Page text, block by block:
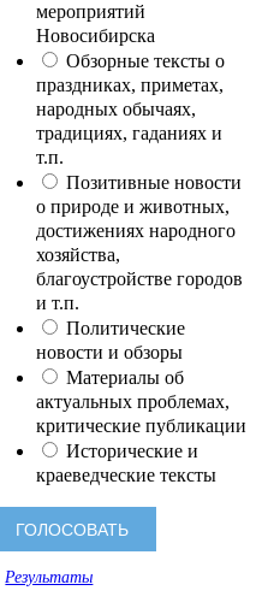
мероприятий
Новосибирска
Обзорные тексты о
праздниках, приметах,
народных обычаях,
традициях, гаданиях и
т.п.
Позитивные новости
о природе и животных,
достижениях народного
хозяйства,
благоустройстве городов
и т.п.
Политические
новости и обзоры
Материалы об
актуальных проблемах,
критические публикации
Исторические и
краеведческие тексты
Результаты